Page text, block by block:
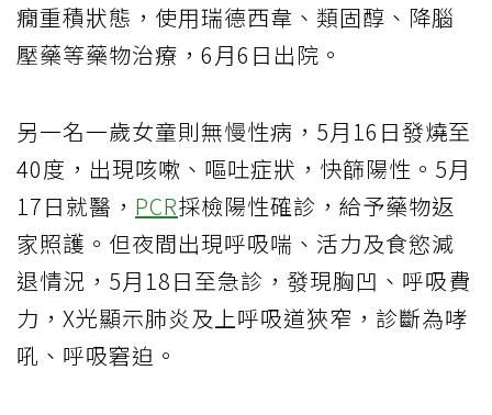
癇重積狀態，使用瑞德西韋、類固醇、降腦
壓藥等藥物治療，6月6日出院。
另一名一歲女童則無慢性病，5月16日發燒至
40度，出現咳嗽、嘔吐症狀，快篩陽性。5月
17日就醫， PCR採檢陽性確診，給予藥物返
家照護。但夜間出現呼吸喘、活力及食慾減
退情況，5月18日至急診，發現胸凹、呼吸費
力，X光顯示肺炎及上呼吸道狹窄，診斷為哮
吼、呼吸窘迫。